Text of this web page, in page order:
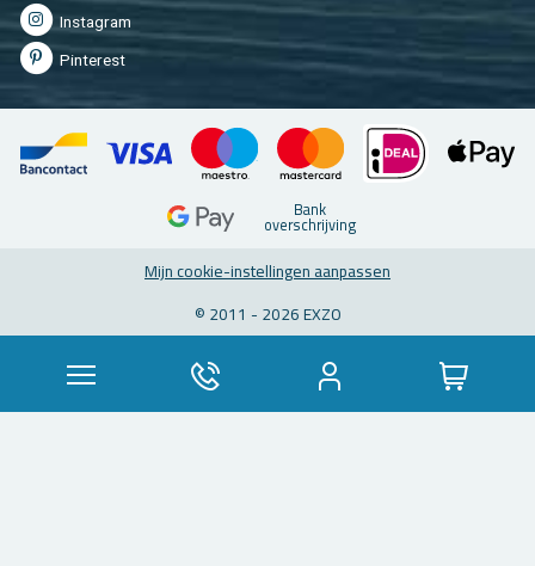
In­st­agram
Pin­te­rest
Bank
over­schrij­ving
Mijn coo­kie-in­stel­lin­gen aan­pas­sen
© 2011 - 2026 EXZO